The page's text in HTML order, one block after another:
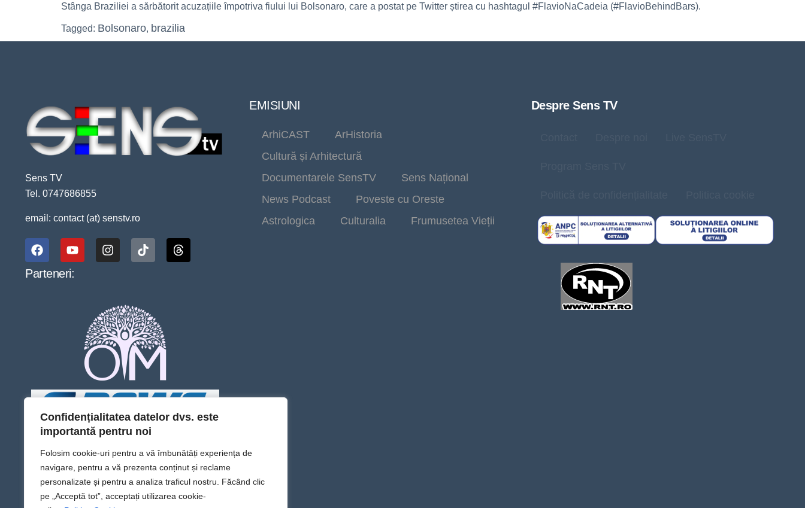
Confidențialitatea datelor dvs. este
importantă pentru noi
Folosim cookie-uri pentru a vă îmbunătăți experiența de
navigare, pentru a vă prezenta conținut și reclame
personalizate și pentru a analiza traficul nostru. Făcând clic
pe „Acceptă tot”, acceptați utilizarea cookie-
Stânga Braziliei a sărbătorit acuzațiile împotriva fiului lui Bolsonaro, care a postat pe Twitter știrea cu hashtagul #FlavioNaCadeia (#FlavioBehindBars).
Tagged: Bolsonaro, brazilia
Sens TV
Tel. 0747686855
email: contact (at) senstv.ro
Parteneri:
EMISIUNI
ArhiCAST
ArHistoria
Cultură și Arhitectură
Documentarele SensTV
Sens Național
News Podcast
Poveste cu Oreste
Astrologica
Culturalia Frumusetea Vieții
Despre Sens TV